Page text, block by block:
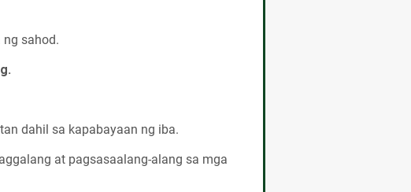
sahod.
dahil sa kapabayaan ng iba.
at pagsasaalang-alang sa mga